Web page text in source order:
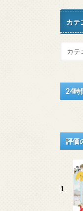
カテ
24時
評価
1